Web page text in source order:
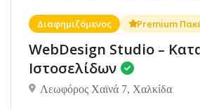
Διαφημιζόμενος Premium
WebDesign Studio –
Ιστοσελίδων
Λεωφόρος Χαϊνά 7, Χαλκίδα